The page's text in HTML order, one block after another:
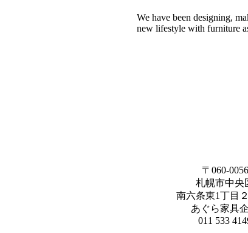
We have been designing,
new lifestyle with furniture
〒060-0056
札幌市中央
南六条東1丁目
あぐら家具
011 533